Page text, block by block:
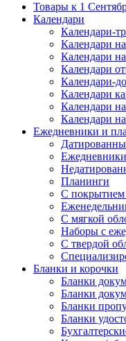
Товары к 1
Календари
Календари-
Календари
Календари
Календари
Календари-
Календари
Календари
Календари
Ежедневники и
Планинги
С покрытием
С мягкой
Наборы с
С твердой
Бланки и корочки
Бланки
Бланки
Бланки
Бланки